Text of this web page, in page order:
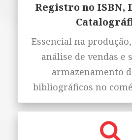
Registro no ISBN,
Essencial na
análise de vendas e
armazenamento
bibliográficos no